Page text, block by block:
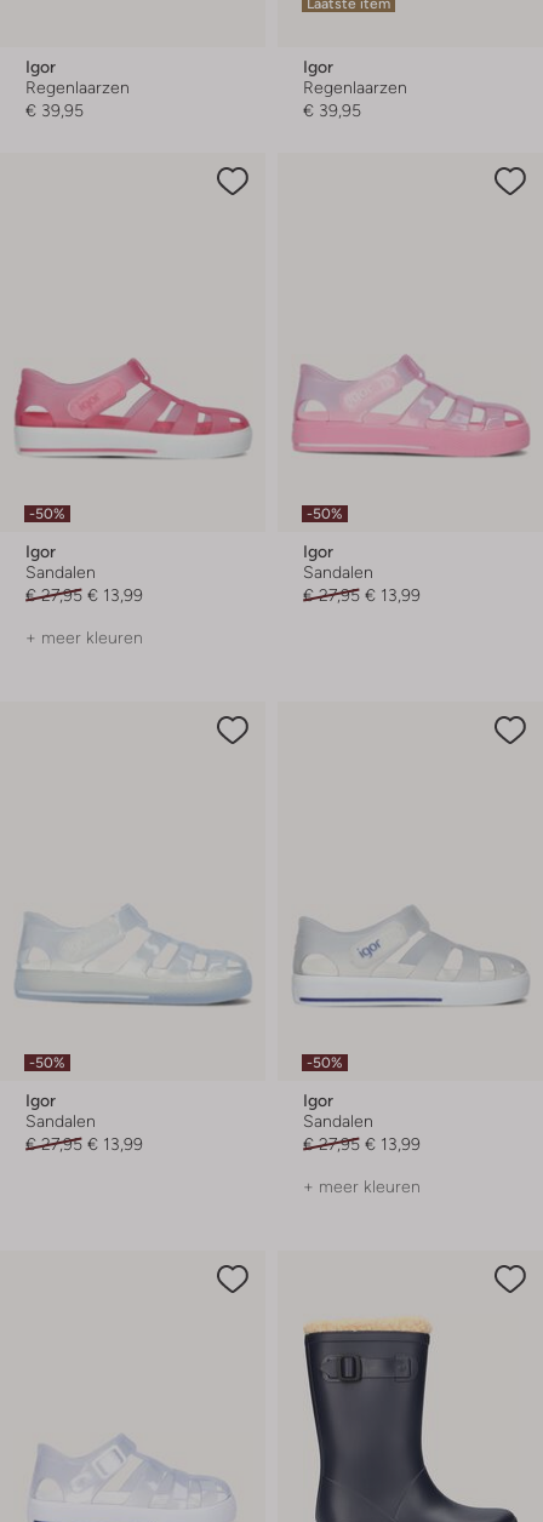
Igor
Regenlaarzen
€ 39,95
Laatste item
Igor
Regenlaarzen
€ 39,95
-50%
Igor
Sandalen
€ 27,95 € 13,99
+ meer kleuren
-50%
Igor
Sandalen
€ 27,95 € 13,99
-50%
Igor
Sandalen
€ 27,95 € 13,99
-50%
Igor
Sandalen
€ 27,95 € 13,99
+ meer kleuren